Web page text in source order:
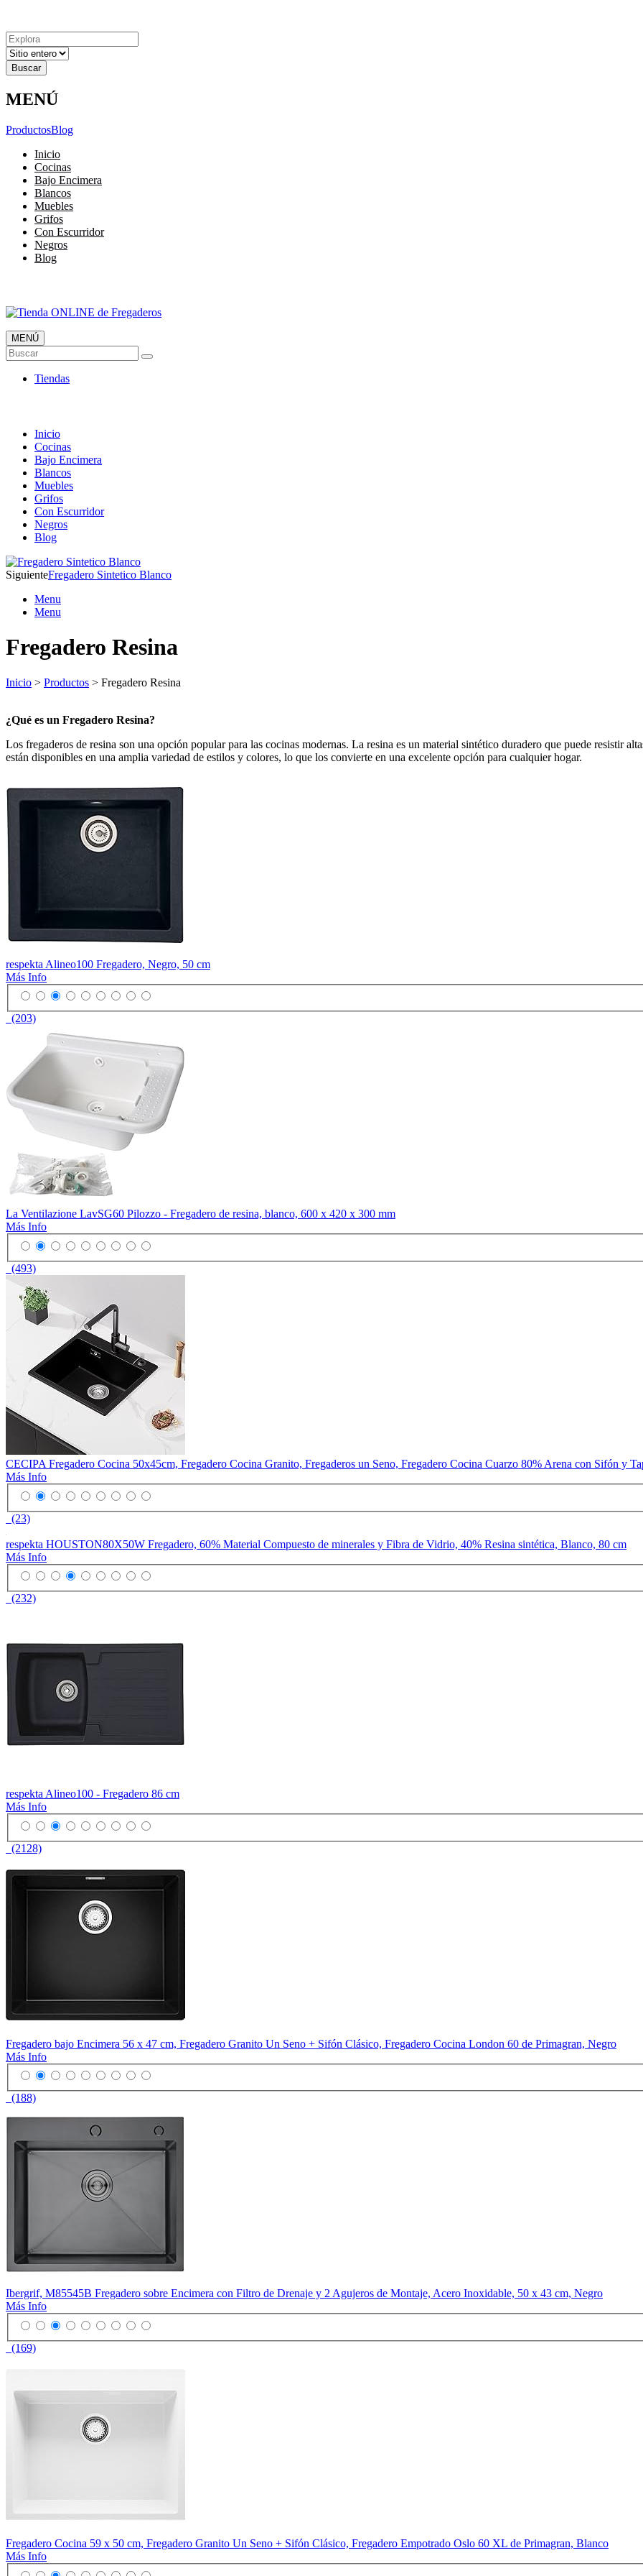
Resultados
para
MENÚ
ProductosBlog
Inicio
Cocinas
Bajo Encimera
Blancos
Muebles
Grifos
Con Escurridor
Negros
Blog
Tienda ONLINE de Fregaderos
TOP en Ventas
MENÚ
Buscar
Tiendas
Inicio
Cocinas
Bajo Encimera
Blancos
Muebles
Grifos
Con Escurridor
Negros
Blog
SiguienteFregadero Sintetico Blanco
Menu
Menu
Fregadero Resina
Inicio > Productos > Fregadero Resina
¿Qué es un Fregadero Resina?
Los fregaderos de resina son una opción popular para las cocinas modernas. La resina es un material sintético duradero que puede resistir
están disponibles en una amplia variedad de estilos y colores, lo que los convierte en una excelente opción para cualquier hogar.
respekta Alineo100 Fregadero, Negro, 50 cm
Más Info
(203)
La Ventilazione LavSG60 Pilozzo - Fregadero de resina, blanco, 600 x 420 x 300 mm
Más Info
(493)
CECIPA Fregadero Cocina 50x45cm, Fregadero Cocina Granito, Fregaderos un Seno, Fregadero Cocina Cuarzo 80% Arena con Sifón y
Más Info
(23)
respekta HOUSTON80X50W Fregadero, 60% Material Compuesto de minerales y Fibra de Vidrio, 40% Resina sintética, Blanco, 80 cm
Más Info
(232)
respekta Alineo100 - Fregadero 86 cm
Más Info
(2128)
Fregadero bajo Encimera 56 x 47 cm, Fregadero Granito Un Seno + Sifón Clásico, Fregadero Cocina London 60 de Primagran, Negro
Más Info
(188)
Ibergrif, M85545B Fregadero sobre Encimera con Filtro de Drenaje y 2 Agujeros de Montaje, Acero Inoxidable, 50 x 43 cm, Negro
Más Info
(169)
Fregadero Cocina 59 x 50 cm, Fregadero Granito Un Seno + Sifón Clásico, Fregadero Empotrado Oslo 60 XL de Primagran, Blanco
Más Info